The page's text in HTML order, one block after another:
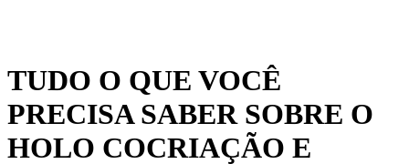
TUDO O QUE VOCÊ
PRECISA SABER SOBRE O
HOLO COCRIAÇÃO E